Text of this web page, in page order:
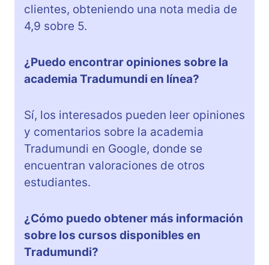
clientes, obteniendo una nota media de
4,9 sobre 5.
¿Puedo encontrar opiniones sobre la
academia Tradumundi en línea?
Sí, los interesados pueden leer opiniones
y comentarios sobre la academia
Tradumundi en Google, donde se
encuentran valoraciones de otros
estudiantes.
¿Cómo puedo obtener más información
sobre los cursos disponibles en
Tradumundi?